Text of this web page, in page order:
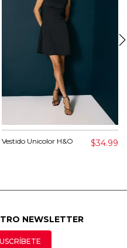
Vestido Unicolor H&O $34.99
NEWSLETTER